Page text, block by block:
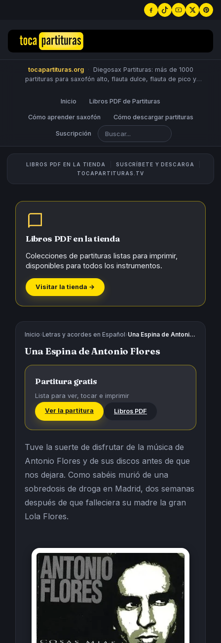
tocapartituras.org ·
Diegosax Partituras: más de 1000
partituras para saxofón alto, flauta dulce, flauta de pico y
chelo, fagot, bombardino, fliscorno, corno, trompa, barítono,
Scores. PUBLICA PARTITURAS
Inicio Libros PDF de Partituras
Cómo aprender saxofón Cómo descargar partituras
Suscripción
LIBROS PDF EN LA TIENDA
SUSCRÍBETE Y DESCARGA
TOCAPARTITURAS.TV
Libros PDF en la tienda
Colecciones de partituras listas para imprimir,
disponibles para todos los instrumentos.
Visitar la tienda →
Inicio›Letras y acordes en Español› Una Espina de Antonio Flores
Una Espina de Antonio Flores
Partitura gratis
Lista para ver, tocar e imprimir
Ver la partitura
Libros PDF
Tuve la suerte de disfrutar de la música de
Antonio Flores y de sus discos antes de que
nos dejara. Como sabéis murió de una
sobredosis de droga en Madrid, dos semanas
después de que falleciera su madre la gran
Lola Flores.